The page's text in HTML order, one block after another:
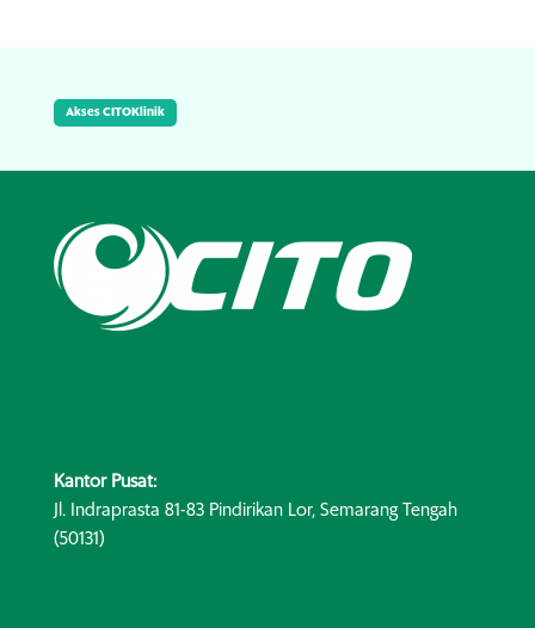
Akses CITOKlinik
Kantor Pusat:
Jl. Indraprasta 81-83 Pindirikan Lor, Semarang Tengah
(50131)